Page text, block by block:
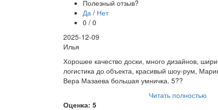
Полезный отзыв?
Да / Нет
0 / 0
2025-12-09
Илья
Хорошее качество доски, много дизайнов,
логистика до объекта, красивый шоу-рум,
Вера Мазаева большая умничка. 5??
Читать полностью
Оценка: 5